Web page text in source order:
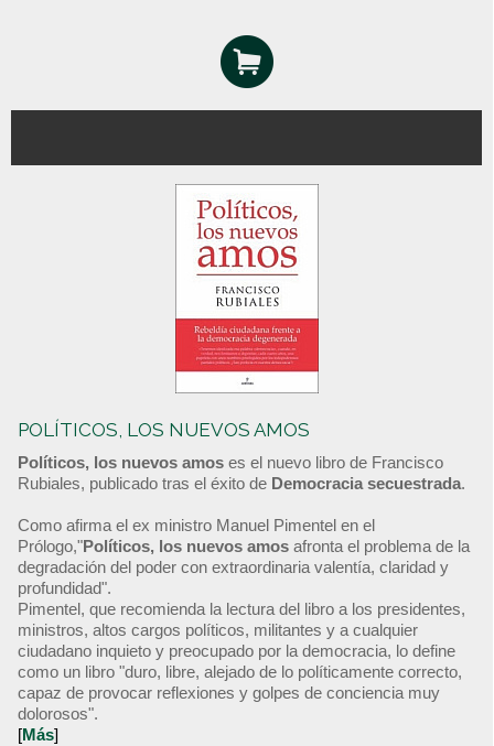
POLÍTICOS, LOS NUEVOS AMOS
Políticos, los nuevos amos es el nuevo libro de Francisco
Rubiales, publicado tras el éxito de Democracia secuestrada.
Como afirma el ex ministro Manuel Pimentel en el
Prólogo,"Políticos, los nuevos amos afronta el problema de la
degradación del poder con extraordinaria valentía, claridad y
profundidad".
Pimentel, que recomienda la lectura del libro a los presidentes,
ministros, altos cargos políticos, militantes y a cualquier
ciudadano inquieto y preocupado por la democracia, lo define
como un libro "duro, libre, alejado de lo políticamente correcto,
capaz de provocar reflexiones y golpes de conciencia muy
dolorosos".
[Más]